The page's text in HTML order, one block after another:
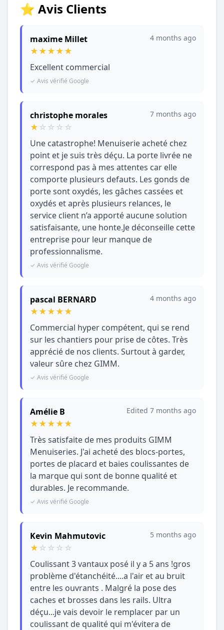
⭐ Avis Clients
maxime Millet
★★★★★
4 months ago
Excellent commercial
✓ Avis vérifié Google
christophe morales
★☆ ☆ ☆ ☆
7 months ago
Une catastrophe! Menuiserie acheté chez
point et je suis très déçu. La porte livrée ne
correspond pas à mes attentes car elle
comporte plusieurs defauts. Les gonds de
porte sont oxydés, les gâches cassées et
oxydés et après plusieurs relances, le
service client n’a apporté aucune solution
satisfaisante, une honte.Je déconseille cette
entreprise pour leur manque de
professionnalisme.
✓ Avis vérifié Google
pascal BERNARD
★★★★★
4 months ago
Commercial hyper compétent, qui se rend
sur les chantiers pour prise de côtes. Très
apprécié de nos clients. Surtout à garder,
valeur sûre chez GIMM.
✓ Avis vérifié Google
Amélie B
★★★★★
Edited 7 months ago
Très satisfaite de mes produits GIMM
Menuiseries. J'ai acheté des blocs-portes,
portes de placard et baies coulissantes de
la marque qui sont de bonne qualité et
durables. Je recommande.
✓ Avis vérifié Google
Kevin Mahmutovic
★☆ ☆ ☆ ☆
5 months ago
Coulissant 3 vantaux posé il y a 5 ans !gros
problème d'étanchéité....a l'air et au bruit
entre les ouvrants . Malgré la pose des
caches et brosses dans les rails. Ultra
déçu...je vais devoir le remplacer par un
coulissant de qualité qui m'évitera de